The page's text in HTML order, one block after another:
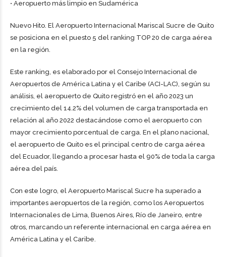
• Aeropuerto más limpio en Sudamérica
Nuevo Hito. El Aeropuerto Internacional Mariscal Sucre de Quito
se posiciona en el puesto 5 del ranking TOP 20 de carga aérea
en la región.
Este ranking, es elaborado por el Consejo Internacional de
Aeropuertos de América Latina y el Caribe (ACI-LAC), según su
análisis, el aeropuerto de Quito registró en el año 2023 un
crecimiento del 14.2% del volumen de carga transportada en
relación al año 2022 destacándose como el aeropuerto con
mayor crecimiento porcentual de carga. En el plano nacional,
el aeropuerto de Quito es el principal centro de carga aérea
del Ecuador, llegando a procesar hasta el 90% de toda la carga
aérea del país.
Con este logro, el Aeropuerto Mariscal Sucre ha superado a
importantes aeropuertos de la región, como los Aeropuertos
Internacionales de Lima, Buenos Aires, Río de Janeiro, entre
otros, marcando un referente internacional en carga aérea en
América Latina y el Caribe.